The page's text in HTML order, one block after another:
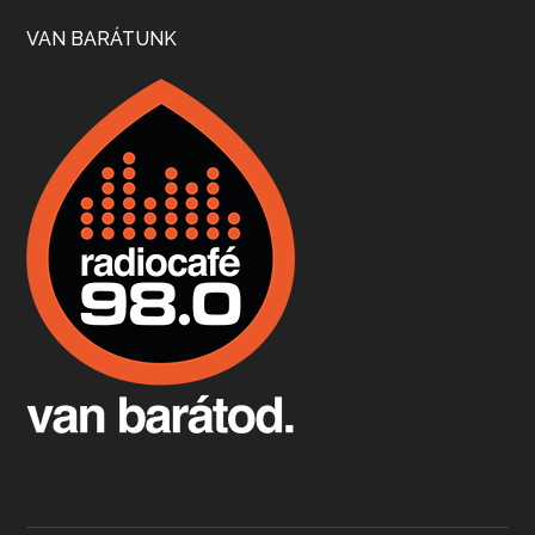
Boston, teadélután, bab és homár
Apr 9, 2026 • 00:37:17
Fermentáljunk, a testünk meghálálja!
Apr 3, 2026 • 00:36:07
VAN BARÁTUNK